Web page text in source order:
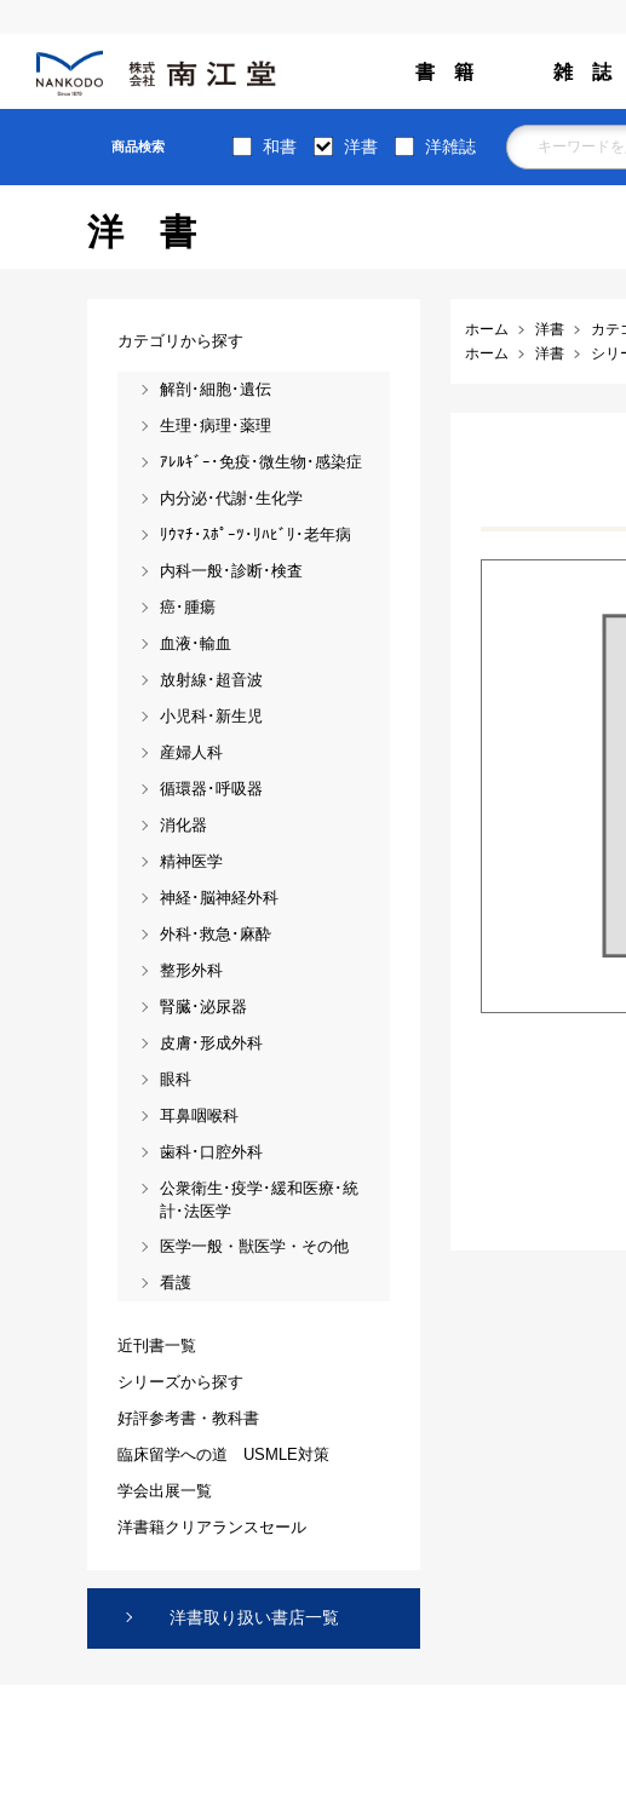
書 籍 雑 誌
商品検索 和書 洋書 洋雑誌
洋書
ホーム 洋書 カテ
ホーム
洋書 シリ
カテゴリから探す
解剖･細胞･遺伝
生理･病理･薬理
ｱﾚﾙｷﾞｰ･免疫･微生物･感染症
内分泌･代謝･生化学
ﾘｳﾏﾁ･ｽﾎﾟｰﾂ･ﾘﾊﾋﾞﾘ･老年病
内科一般･診断･検査
癌･腫瘍
血液･輸血
放射線･超音波
小児科･新生児
産婦人科
循環器･呼吸器
消化器
精神医学
神経･脳神経外科
外科･救急･麻酔
整形外科
腎臓･泌尿器
皮膚･形成外科
眼科
耳鼻咽喉科
歯科･口腔外科
公衆衛生･疫学･緩和医療･統
計･法医学
医学一般・獣医学・その他
看護
近刊書一覧
シリーズから探す
好評参考書・教科書
臨床留学への道 USMLE対策
学会出展一覧
洋書籍クリアランスセール
洋書取り扱い書店一覧